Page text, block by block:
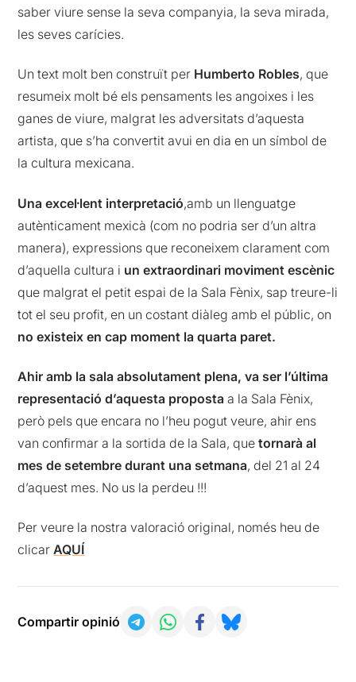
saber viure sense la seva companyia, la seva mirada,
les seves carícies.
Un text molt ben construït per Humberto Robles, que
resumeix molt bé els pensaments les angoixes i les
ganes de viure, malgrat les adversitats d’aquesta
artista, que s’ha convertit avui en dia en un símbol de
la cultura mexicana.
Una excel·lent interpretació,amb un llenguatge
autènticament mexicà (com no podria ser d’un altra
manera), expressions que reconeixem clarament com
d’aquella cultura i un extraordinari moviment escènic
que malgrat el petit espai de la Sala Fènix, sap treure-li
tot el seu profit, en un costant diàleg amb el públic, on
no existeix en cap moment la quarta paret.
Ahir amb la sala absolutament plena, va ser l’última
representació d’aquesta proposta a la Sala Fènix,
però pels que encara no l’heu pogut veure, ahir ens
van confirmar a la sortida de la Sala, quetornarà al
mes de setembre durant una setmana, del 21 al 24
d’aquest mes. No us la perdeu !!!
Per veure la nostra valoració original, només heu de
clicarAQUÍ
Compartir opinió